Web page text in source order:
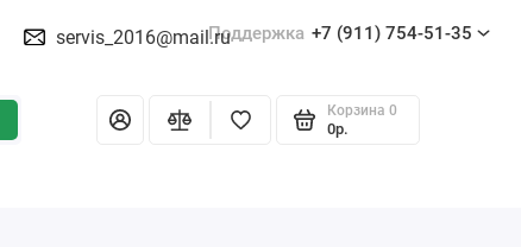
servis_2016@mail.ruПоддержка +7 (911) 754-51-35
Корзина 0
0р.